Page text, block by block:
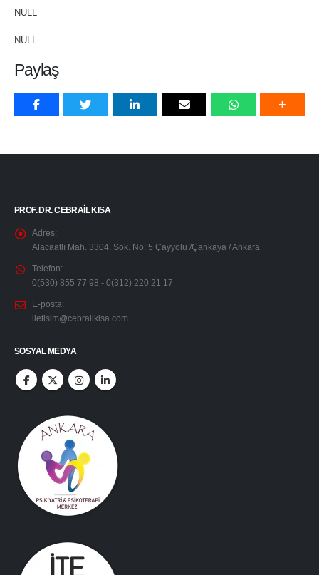
NULL
NULL
Paylaş
PROF. DR. CEBRAIL KISA
Adres:
Alacaatlı Mah. 3304. Sok. No: 5 Çayyolu /Çankaya / Ankara
Telefon:
0(530) 855 77 98 - 0(312) 220 21 17
E-posta:
iletisim@cebrailkisa.com
SOSYAL MEDYA